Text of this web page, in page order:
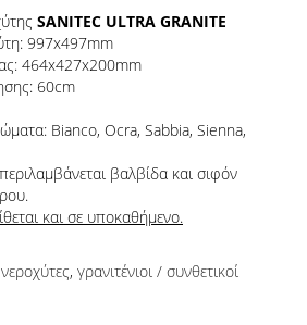
SANITEC ULTRA GRANITE
997x497mm
464x427x200mm
60cm
Bianco, Ocra, Sabbia, Sienna,
βαλβίδα και σιφόν
και σε υποκαθήμενο.
, γρανιτένιοι / συνθετικοί